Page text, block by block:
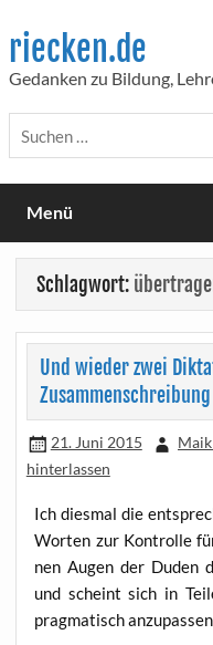
content
riecken.de
Gedanken zu Bildung,
Menü
Schlagwort:
Und wieder zwei
Zusammenschreibung
21. Juni 2015
hinterlassen
Ich dies­mal die
Wor­ten zur Kon­trol­le
nen Augen der Duden
und scheint sich in
prag­ma­tisch